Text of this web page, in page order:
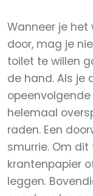
Wanneer je
door, mag je
toilet te willen
de hand. Als je
helemaal
raden. Een
smurrie. Om
krantenpapier
leggen.